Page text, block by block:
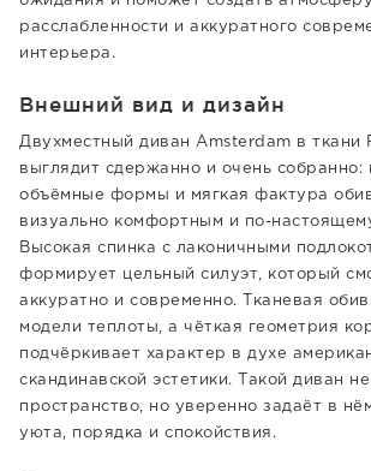
расслабленности и аккуратного
интерьера.
Внешний вид и дизайн
Двухместный диван Amsterdam в ткани
выглядит сдержанно и очень собранно:
объёмные формы и мягкая фактура
визуально комфортным и по-
Высокая спинка с лаконичными
формирует цельный силуэт, который
аккуратно и современно. Тканевая
модели теплоты, а чёткая геометрия
подчёркивает характер в духе
скандинавской эстетики. Такой диван
пространство, но уверенно задаёт в
уюта, порядка и спокойствия.